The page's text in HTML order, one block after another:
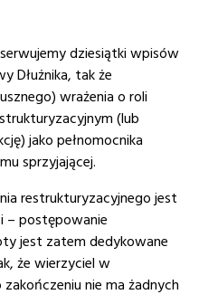
dziesiątki wpisów
Dłużnika, tak że
wrażenia o roli
(lub
jako pełnomocnika
sprzyjającej.
restrukturyzacyjnego jest
– postępowanie
jest zatem dedykowane
że wierzyciel w
nie ma żadnych